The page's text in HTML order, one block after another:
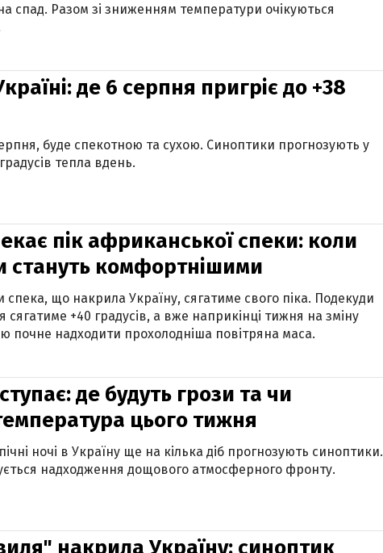
спад. Разом зі зниженням температури очікуються
де 6 серпня пригріє до +38
буде спекотною та сухою. Синоптики прогнозують у
тепла вдень.
пік африканської спеки: коли
стануть комфортнішими
що накрила Україну, сягатиме свого піка. Подекуди
сягатиме +40 градусів, а вже наприкінці тижня на зміну
почне надходити прохолодніша повітряна маса.
де будуть грози та чи
цього тижня
ночі в Україну ще на кілька діб прогнозують синоптики.
надходження дощового атмосферного фронту.
накрила Україну: синоптик